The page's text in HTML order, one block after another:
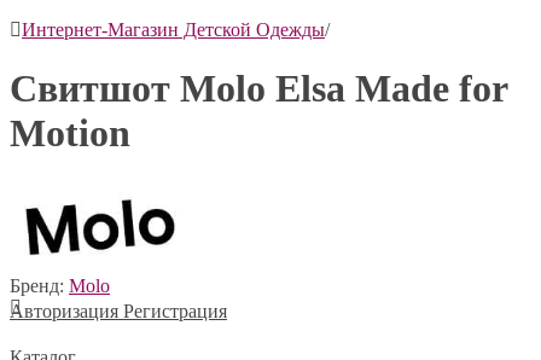
Интернет-Магазин Детской Одежды/
Свитшот Molo Elsa Made for
Motion
Бренд: Molo
Авторизация Регистрация